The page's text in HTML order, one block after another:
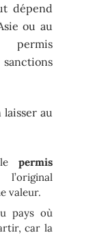
dépend
ou au
permis
au
permis
valeur.
pays où
car la